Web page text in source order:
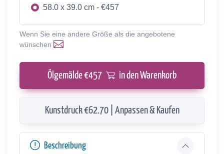
58.0 x 39.0 cm - €457
Wenn Sie eine andere Größe als die angebotene
wünschen
Ölgemälde €457 in den Warenkorb
Kunstdruck €62.70 | Anpassen & Kaufen
Beschreibung